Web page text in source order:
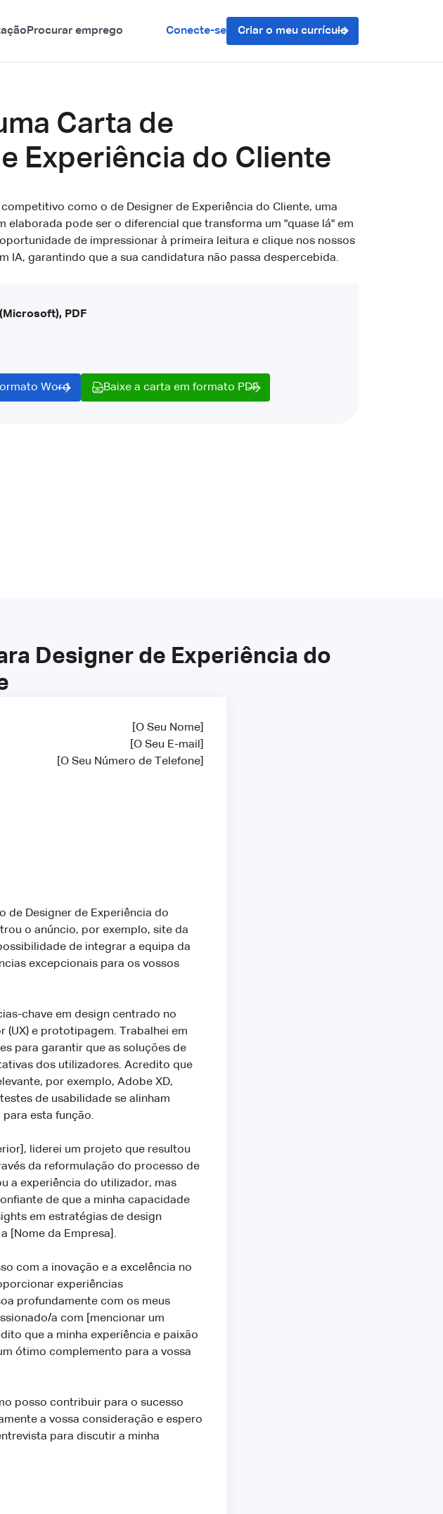
Procurar emprego Conecte-se Criar o meu currículo
Carta de
Experiência do Cliente
como o de Designer de Experiência do Cliente, uma
elaborada pode ser o diferencial que transforma um "quase lá" em
de impressionar à primeira leitura e clique nos nossos
IA, garantindo que a sua candidatura não passa despercebida.
PDF
Word Baixe a carta em formato PDF
Designer de Experiência do
[O Seu Nome]
[O Seu E-mail]
[O Seu Número de Telefone]
de Designer de Experiência do
o anúncio, por exemplo, site da
de integrar a equipa da
excepcionais para os vossos
chave em design centrado no
(UX) e prototipagem. Trabalhei em
para garantir que as soluções de
dos utilizadores. Acredito que
por exemplo, Adobe XD,
de usabilidade se alinham
esta função.
liderei um projeto que resultou
da reformulação do processo de
a experiência do utilizador, mas
de que a minha capacidade
em estratégias de design
[Nome da Empresa].
com a inovação e a excelência no
experiências
profundamente com os meus
a com [mencionar um
que a minha experiência e paixão
ótimo complemento para a vossa
posso contribuir para o sucesso
a vossa consideração e espero
para discutir a minha